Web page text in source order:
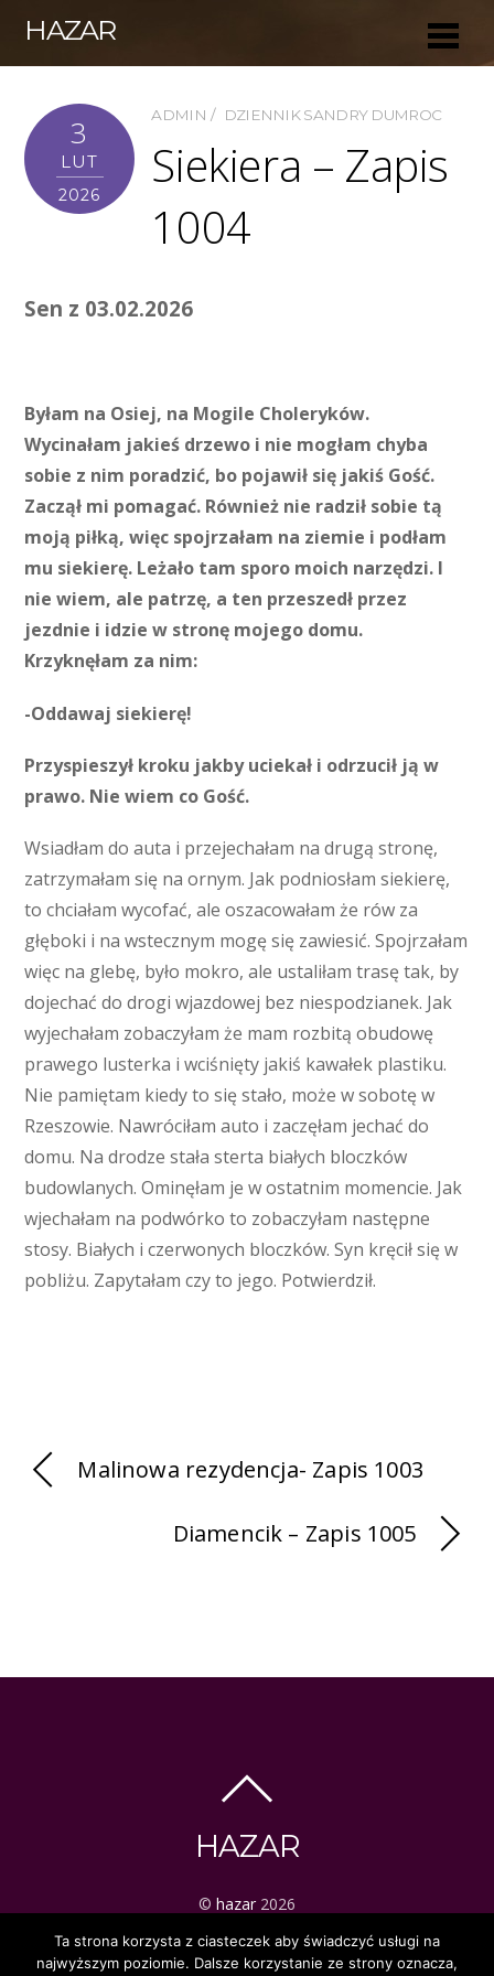
HAZAR
3
LUT
2026
ADMIN DZIENNIK SANDRY DUMROC
Siekiera – Zapis
1004
Sen z 03.02.2026
Byłam na Osiej, na Mogile Choleryków.
Wycinałam jakieś drzewo i nie mogłam chyba
sobie z nim poradzić, bo pojawił się jakiś Gość.
Zaczął mi pomagać. Również nie radził sobie tą
moją piłką, więc spojrzałam na ziemie i podłam
mu siekierę. Leżało tam sporo moich narzędzi. I
nie wiem, ale patrzę, a ten przeszedł przez
jezdnie i idzie w stronę mojego domu.
Krzyknęłam za nim:
-Oddawaj siekierę!
Przyspieszył kroku jakby uciekał i odrzucił ją w
prawo. Nie wiem co Gość.
Wsiadłam do auta i przejechałam na drugą stronę,
zatrzymałam się na ornym. Jak podniosłam siekierę,
to chciałam wycofać, ale oszacowałam że rów za
głęboki i na wstecznym mogę się zawiesić. Spojrzałam
więc na glebę, było mokro, ale ustaliłam trasę tak, by
dojechać do drogi wjazdowej bez niespodzianek. Jak
wyjechałam zobaczyłam że mam rozbitą obudowę
prawego lusterka i wciśnięty jakiś kawałek plastiku.
Nie pamiętam kiedy to się stało, może w sobotę w
Rzeszowie. Nawróciłam auto i zaczęłam jechać do
domu. Na drodze stała sterta białych bloczków
budowlanych. Ominęłam je w ostatnim momencie. Jak
wjechałam na podwórko to zobaczyłam następne
stosy. Białych i czerwonych bloczków. Syn kręcił się w
pobliżu. Zapytałam czy to jego. Potwierdził.
Malinowa rezydencja- Zapis 1003
Diamencik – Zapis 1005
HAZAR
© hazar 2026
ezoteryka | tarot | mistyka
Ta strona korzysta z ciasteczek aby świadczyć usługi na
najwyższym poziomie. Dalsze korzystanie ze strony oznacza,